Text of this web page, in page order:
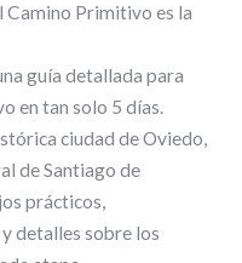
Camino Primitivo es la
guía detallada para
en tan solo 5 días.
ciudad de Oviedo,
de Santiago de
prácticos,
detalles sobre los